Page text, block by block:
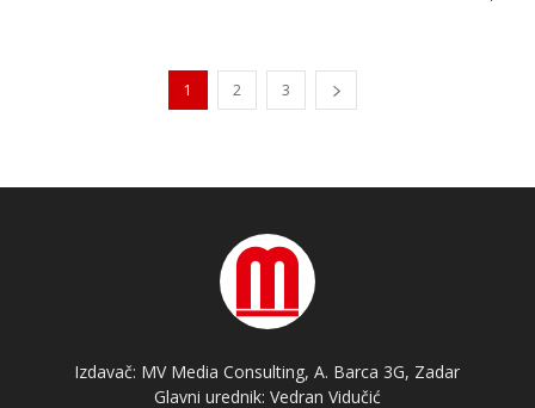
1 2 3
Izdavač: MV Media Consulting, A. Barca 3G, Zadar
Glavni urednik: Vedran Vidučić